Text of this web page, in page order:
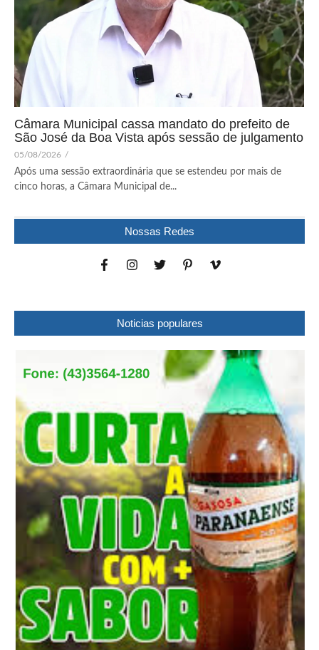
Câmara Municipal cassa mandato do prefeito de
São José da Boa Vista após sessão de julgamento
05/08/2026 /
Após uma sessão extraordinária que se estendeu por mais de
cinco horas, a Câmara Municipal de...
Nossas Redes
Noticias populares